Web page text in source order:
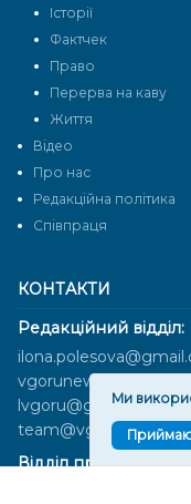
КОНТАКТИ
Редакційний відділ:
vgorunews@gmail.com
lvgoru@gmail.com
team@vgoru.org
Відділ продажів:
Історії
Фактчек
Право
Перерва на каву
Життя
Відео
Про нас
Редакційна політика
Cпівпраця
Ми